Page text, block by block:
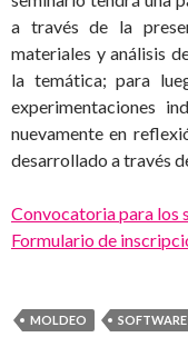
a través de la
materiales y análisis
la temática; para
experimentaciones
nuevamente en
desarrollado a través
Convocatoria para los
Formulario de
MOLDEO SOFTWARE